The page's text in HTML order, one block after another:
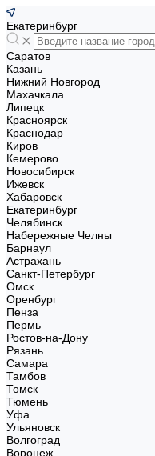
Екатеринбург
Саратов
Казань
Нижний Новгород
Махачкала
Липецк
Красноярск
Краснодар
Киров
Кемерово
Новосибирск
Ижевск
Хабаровск
Екатеринбург
Челябинск
Набережные Челны
Барнаул
Астрахань
Санкт-Петербург
Омск
Оренбург
Пенза
Пермь
Ростов-на-Дону
Рязань
Самара
Тамбов
Томск
Тюмень
Уфа
Ульяновск
Волгоград
Воронеж